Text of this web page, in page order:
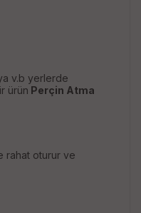
v.b yerlerde
ürün Perçin Atma
rahat oturur ve